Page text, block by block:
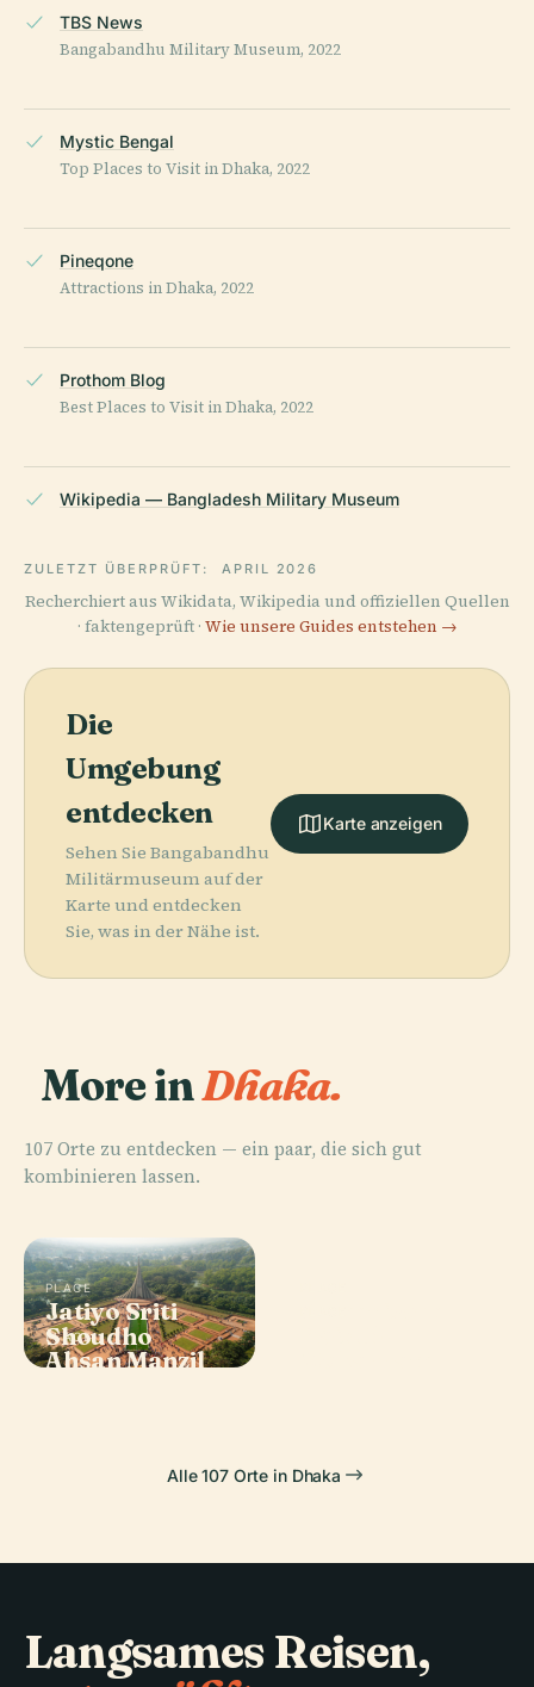
TBS News
Bangabandhu Military Museum, 2022
Mystic Bengal
Top Places to Visit in Dhaka, 2022
Pineqone
Attractions in Dhaka, 2022
Prothom Blog
Best Places to Visit in Dhaka, 2022
Wikipedia — Bangladesh Military Museum
ZULETZT ÜBERPRÜFT: APRIL 2026
Recherchiert aus Wikidata, Wikipedia und offiziellen Quellen
· faktengeprüft · Wie unsere Guides entstehen →
Die
Umgebung
entdecken
Sehen Sie Bangabandhu
Militärmuseum auf der
Karte und entdecken
Sie, was in der Nähe ist.
Karte anzeigen
More inDhaka.
107 Orte zu entdecken — ein paar, die sich gut
kombinieren lassen.
PLACE
Jatiyo Sriti
Shoudho
PLACE
Ahsan Manzil
Alle 107 Orte in Dhaka
Langsames Reisen,